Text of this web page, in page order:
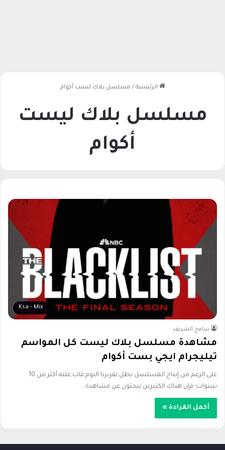
الرئيسية / مسلسل بلاك ليست أكوام
مسلسل بلاك ليست
أكوام
Ksa - Mix
سامح الشريف
مشاهدة مسلسل بلاك ليست كل المواسم
تيليجرام ايجي بست أكوام
على الرغم من إنتاج المسلسل بطل تقريرنا اليوم فات عليه أكثر من 10
سنوات؛ فإن هناك الكثيرين يبحثون عن مشاهدة…
أكمل القراءة »